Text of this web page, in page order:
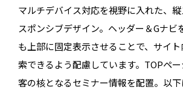
マルチデバイス対応を視野に入れた、
スポンシブデザイン。ヘッダー＆Gナビ
も上部に固定表示させることで、サイ
索できるよう配慮しています。TOPペ
客の核となるセミナー情報を配置。以